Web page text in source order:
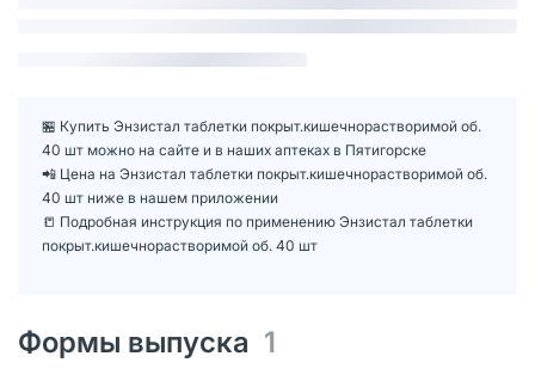
🏪 Купить Энзистал таблетки покрыт.кишечнорастворимой об.
40 шт можно на сайте и в наших аптеках в Пятигорске
📲 Цена на Энзистал таблетки покрыт.кишечнорастворимой об.
40 шт ниже в нашем приложении
📒 Подробная инструкция по применению Энзистал таблетки
покрыт.кишечнорастворимой об. 40 шт
Формы выпуска 1